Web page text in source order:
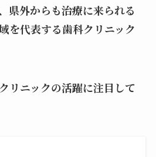
県外からも治療に来られる
を代表する歯科クリニック
リニックの活躍に注目して